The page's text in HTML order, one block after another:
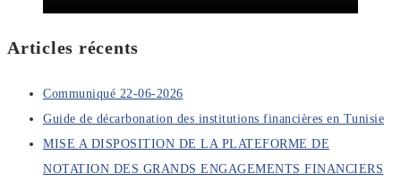
Articles récents
Communiqué 22-06-2026
Guide de décarbonation des institutions financières en Tunisie
MISE A DISPOSITION DE LA PLATEFORME DE
NOTATION DES GRANDS ENGAGEMENTS FINANCIERS